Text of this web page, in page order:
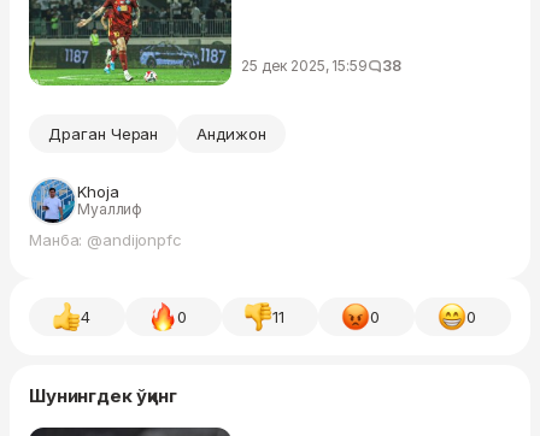
25 дек 2025, 15:59 38
Драган Черан Андижон
Khoja
Муаллиф
Манба: @andijonpfc
4 0 11 0 0
Шунингдек ўқинг